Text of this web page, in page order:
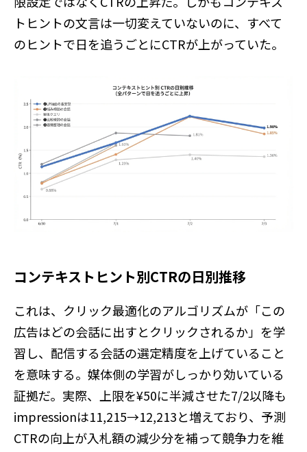
トヒントの文言は一切変えていないのに、すべて
のヒントで日を追うごとにCTRが上がっていた。
コンテキストヒント別CTRの日別推移
これは、クリック最適化のアルゴリズムが「この
広告はどの会話に出すとクリックされるか」を学
習し、配信する会話の選定精度を上げていること
を意味する。媒体側の学習がしっかり効いている
証拠だ。実際、上限を¥50に半減させた7/2以降も
impressionは11,215→12,213と増えており、予測
CTRの向上が入札額の減少分を補って競争力を維